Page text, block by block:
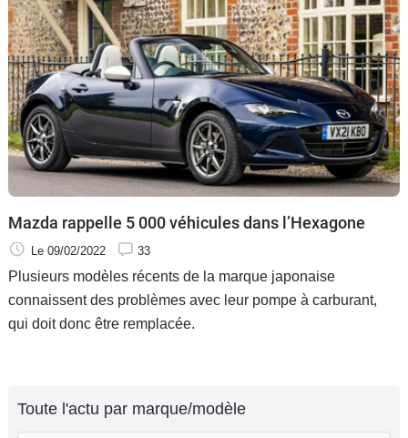
Mazda rappelle 5 000 véhicules dans l’Hexagone
Le 09/02/2022 33
Plusieurs modèles récents de la marque japonaise
connaissent des problèmes avec leur pompe à carburant,
qui doit donc être remplacée.
Toute l'actu par marque/modèle